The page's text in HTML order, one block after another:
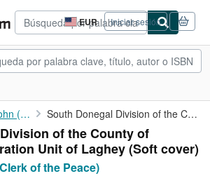
EUR
Preferencias
de
compra
del
Iniciar sesión
Cochrane, John (Clerk of the Peace) South Donegal Division of the County of Donegal Registration ...
of the County of
Unit of Laghey (Soft cover)
of the Peace)